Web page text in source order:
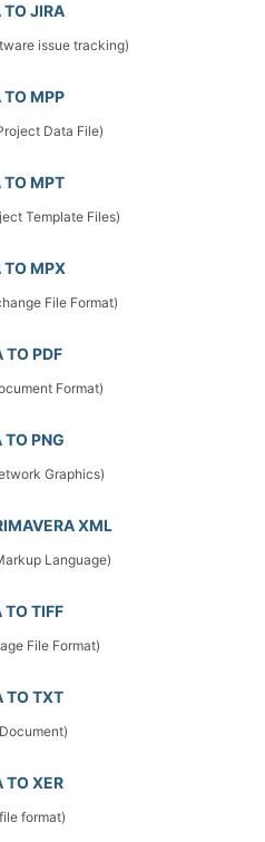
TO JIRA
issue tracking)
TO MPP
Data File)
TO MPT
Template Files)
TO MPX
File Format)
TO PDF
Format)
TO PNG
Graphics)
XML
Language)
TO TIFF
File Format)
TO TXT
TO XER
format)